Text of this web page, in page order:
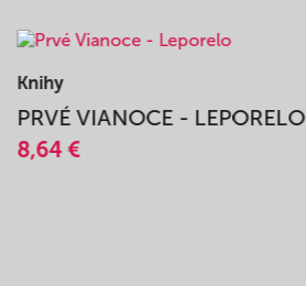
Knihy
PRVÉ VIANOCE - LEPORELO
8,64 €